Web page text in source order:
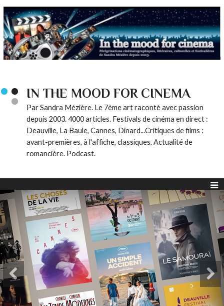
IN THE MOOD FOR CINEMA
Par Sandra Mézière. Le 7ème art raconté avec passion
depuis 2003. 4000 articles. Festivals de cinéma en direct :
Deauville, La Baule, Cannes, Dinard...Critiques de films :
avant-premières, à l'affiche, classiques. Actualité de
romancière. Podcast.